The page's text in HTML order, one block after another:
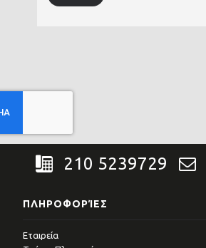
210 5239729
ΠΛΗΡΟΦΟΡΊΕΣ
Εταιρεία